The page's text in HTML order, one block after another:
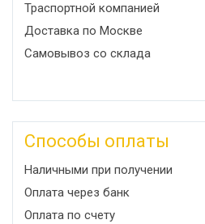
Траспортной компанией
Доставка по Москве
Самовывоз со склада
Способы оплаты
Наличными при получении
Оплата через банк
Оплата по счету